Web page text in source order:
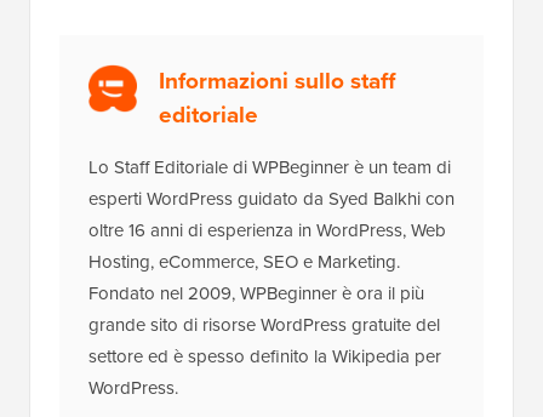
Informazioni sullo staff
editoriale
Lo Staff Editoriale di WPBeginner è un team di
esperti WordPress guidato da Syed Balkhi con
oltre 16 anni di esperienza in WordPress, Web
Hosting, eCommerce, SEO e Marketing.
Fondato nel 2009, WPBeginner è ora il più
grande sito di risorse WordPress gratuite del
settore ed è spesso definito la Wikipedia per
WordPress.